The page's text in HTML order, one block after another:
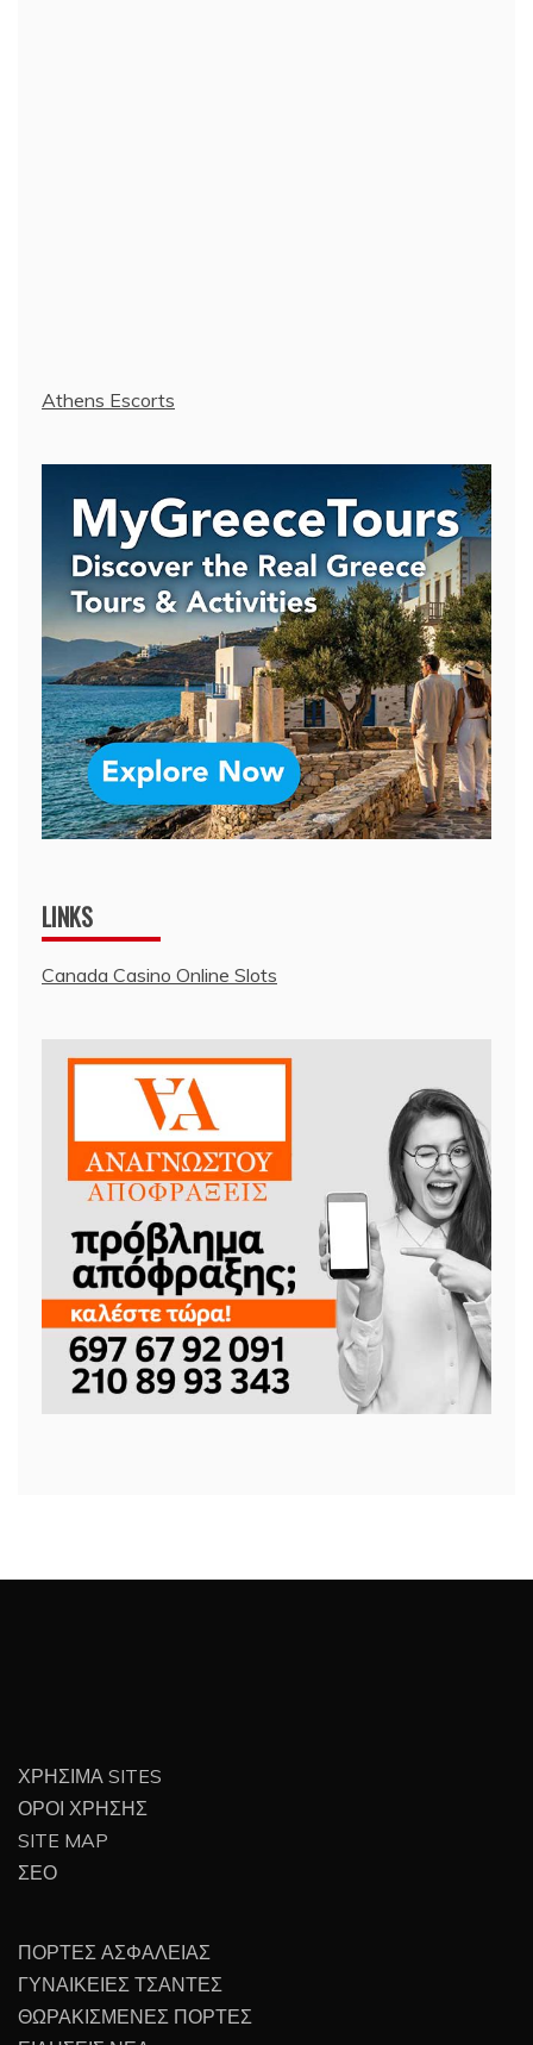
Athens Escorts
LINKS
Canada Casino Online Slots
ΧΡΗΣΙΜΑ SITES
ΟΡΟΙ ΧΡΗΣΗΣ
SITE MAP
ΣΕΟ
ΠΟΡΤΕΣ ΑΣΦΑΛΕΙΑΣ
ΓΥΝΑΙΚΕΙΕΣ ΤΣΑΝΤΕΣ
ΘΩΡΑΚΙΣΜΕΝΕΣ ΠΟΡΤΕΣ